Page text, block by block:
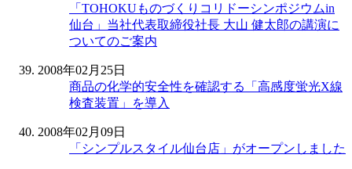
「TOHOKUものづくりコリドーシンポジウムin
仙台」当社代表取締役社長 大山 健太郎の講演に
ついてのご案内
2008年02月25日
商品の化学的安全性を確認する「高感度蛍光X線
検査装置」を導入
2008年02月09日
「シンプルスタイル仙台店」がオープンしました